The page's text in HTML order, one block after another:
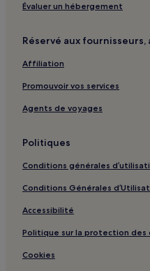
Évaluer un hébergement
Réservé aux
Affiliation
Promouvoir vos services
Agents de voyages
Politiques
Conditions générales
Conditions Générales
Accessibilité
Politique sur la protection des
Cookies